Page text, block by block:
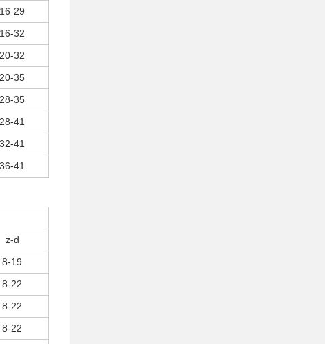
16-29
16-32
20-32
20-35
28-35
28-41
32-41
36-41
z-d
8-19
8-22
8-22
8-22